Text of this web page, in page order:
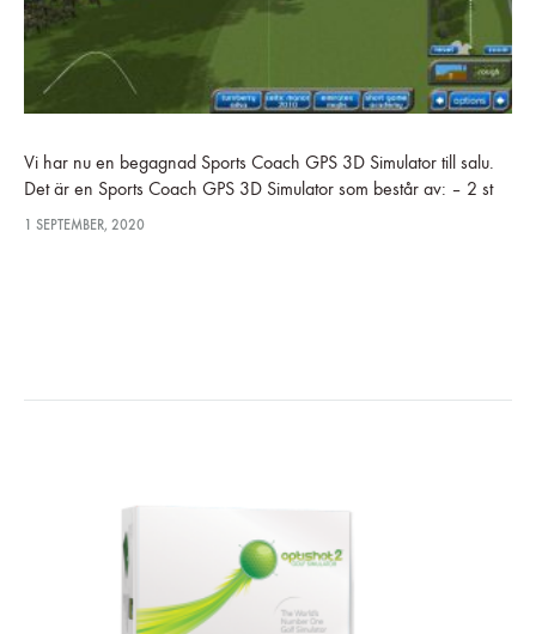
Vi har nu en begagnad Sports Coach GPS 3D Simulator till salu.
Det är en Sports Coach GPS 3D Simulator som består av: – 2 st
höghastighetskameror USB2 med kåpor…
1 SEPTEMBER, 2020